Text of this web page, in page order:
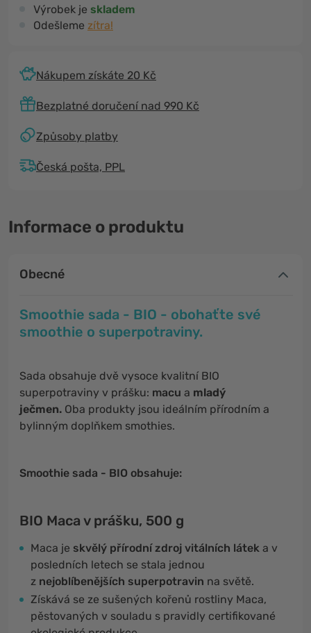
Výrobek je skladem
Odešleme zítra!
Nákupem získáte 20 Kč
Bezplatné doručení nad 990 Kč
Způsoby platby
Česká pošta, PPL
Informace o produktu
Obecné
Smoothie sada - BIO - obohaťte své
smoothie o superpotraviny.
Sada obsahuje dvě vysoce kvalitní BIO
superpotraviny v prášku: macu a mladý
ječmen. Oba produkty jsou ideálním přírodním a
bylinným doplňkem smothies.
Smoothie sada - BIO obsahuje:
BIO Maca v prášku, 500 g
Maca je skvělý přírodní zdroj vitálních látek a v
posledních letech se stala jednou
z nejoblíbenějších superpotravin na světě.
Získává se ze sušených kořenů rostliny Maca,
pěstovaných v souladu s pravidly certifikované